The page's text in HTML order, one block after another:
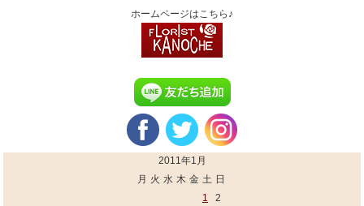
ホームページはこちら♪
2011年1月
月 火 水 木 金 土 日
1
2